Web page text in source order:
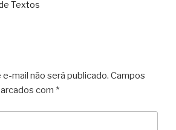
Textos
mail não será publicado. Campos
com *